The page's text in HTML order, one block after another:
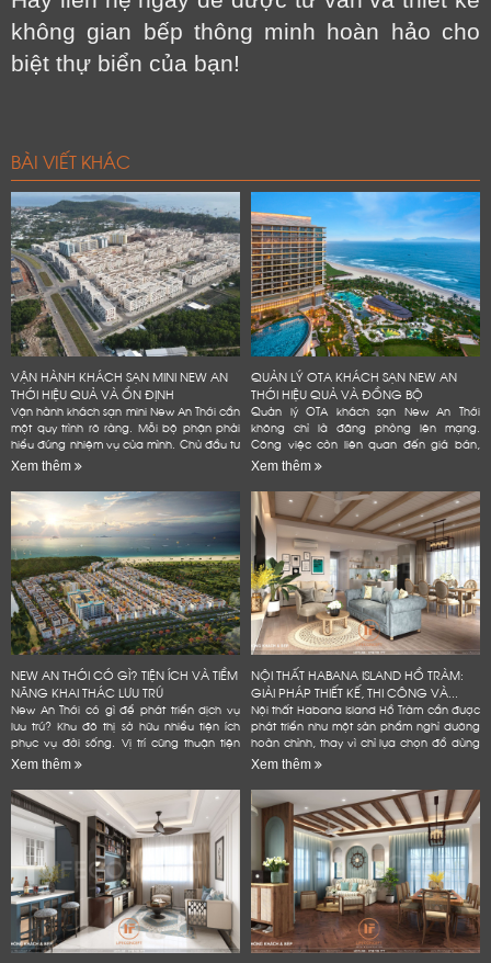
không gian bếp thông minh hoàn hảo cho
biệt thự biển của bạn!
BÀI VIẾT KHÁC
VẬN HÀNH KHÁCH SẠN MINI NEW AN
THỚI HIỆU QUẢ VÀ ỔN ĐỊNH
Vận hành khách sạn mini New An Thới cần
một quy trình rõ ràng. Mỗi bộ phận phải
hiểu đúng nhiệm vụ của mình. Chủ đầu tư
cũng cần kiểm soát phòng, giá bán và
chi phí. Dữ liệu...
Xem thêm
QUẢN LÝ OTA KHÁCH SẠN NEW AN
THỚI HIỆU QUẢ VÀ ĐỒNG BỘ
Quản lý OTA khách sạn New An Thới
không chỉ là đăng phòng lên mạng.
Công việc còn liên quan đến giá bán,
tồn phòng và đánh giá. Một quy trình rõ
ràng giúp khách sạn giảm lỗi vận...
Xem thêm
NEW AN THỚI CÓ GÌ? TIỆN ÍCH VÀ TIỀM
NĂNG KHAI THÁC LƯU TRÚ
New An Thới có gì để phát triển dịch vụ
lưu trú? Khu đô thị sở hữu nhiều tiện ích
phục vụ đời sống. Vị trí cũng thuận tiện
kết nối các điểm đến tại Nam đảo. Đây
Xem thêm
NỘI THẤT HABANA ISLAND HỒ TRÀM:
GIẢI PHÁP THIẾT KẾ, THI CÔNG VÀ...
Nội thất Habana Island Hồ Tràm cần được
phát triển như một sản phẩm nghỉ dưỡng
hoàn chỉnh, thay vì chỉ lựa chọn đồ dùng
theo sở thích hoặc lấp đầy các khoảng
Xem thêm